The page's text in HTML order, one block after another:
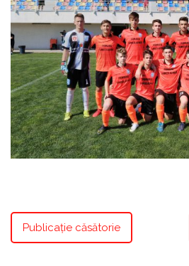
Publicaţie căsătorie